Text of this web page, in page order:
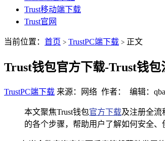
Trust移动端下载
Trust官网
当前位置： 首页 > TrustPC端下载 > 正文
Trust钱包官方下载-Trust钱
TrustPC端下载 来源：网络 作者： 编辑：
本文聚焦Trust钱包官方下载及注册全流
的各个步骤，帮助用户了解如何安全